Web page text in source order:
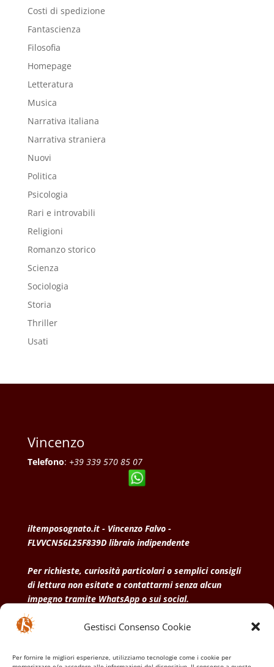
Gestisci Consenso Cookie
Per fornire le migliori esperienze, utilizziamo tecnologie come i cookie per
Costi di spedizione
Fantascienza
Filosofia
Homepage
Letteratura
Musica
Narrativa italiana
Narrativa straniera
Nuovi
Politica
Psicologia
Rari e introvabili
Religioni
Romanzo storico
Scienza
Sociologia
Storia
Thriller
Usati
Vincenzo
Telefono: +39 339 570 85 07
iltemposognato.it - Vincenzo Falvo -
FLVVCN56L25F839D libraio indipendente
Per richieste, curiosità particolari o semplici consigli
di lettura non esitate a contattarmi senza alcun
impegno tramite WhatsApp o sui social.
• Condizioni generali di vendita